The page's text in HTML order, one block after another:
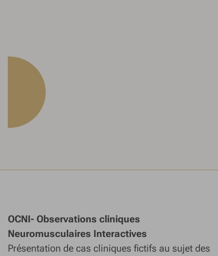
OCNI- Observations cliniques
Neuromusculaires Interactives
Présentation de cas cliniques fictifs au sujet des